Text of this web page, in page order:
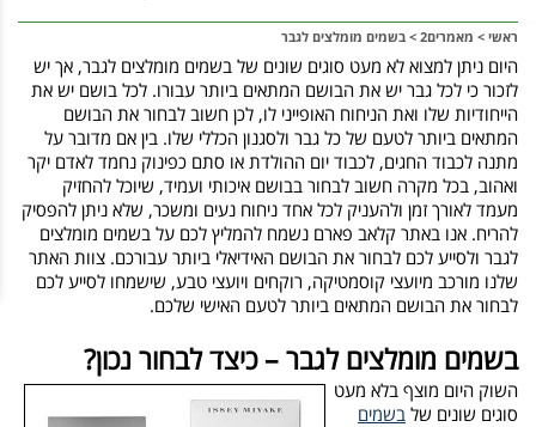
ראשי > מאמרים2 > בשמים מומלצים לגבר
היום ניתן למצוא לא מעט סוגים שונים של בשמים מומלצים לגבר, אך יש
לזכור כי לכל גבר יש את הבושם המתאים ביותר עבורו. לכל בושם יש את
הייחודיות שלו ואת הניחוח האופייני לו, לכן חשוב לבחור את הבושם
המתאים ביותר לטעם של כל גבר ולסגנון הכללי שלו. בין אם מדובר על
מתנה לכבוד החגים, לכבוד יום ההולדת או סתם כפינוק נחמד לאדם יקר
ואהוב, בכל מקרה חשוב לבחור בבושם איכותי ועמיד, שיוכל להחזיק
מעמד לאורך זמן ולהעניק לכל אחד ניחוח נעים ומשכר, שלא ניתן להפסיק
להריח. אנו באתר קלאב פארם נשמח להמליץ לכם על בשמים מומלצים
לגבר ולסייע לכם לבחור את הבושם האידיאלי ביותר עבורכם. צוות האתר
שלנו מורכב מיועצי קוסמטיקה, רוקחים ויועצי טבע, שישמחו לסייע לכם
לבחור את הבושם המתאים ביותר לטעם האישי שלכם.
בשמים מומלצים לגבר – כיצד לבחור נכון?
השוק היום מוצף בלא מעט
סוגים שונים של בשמים